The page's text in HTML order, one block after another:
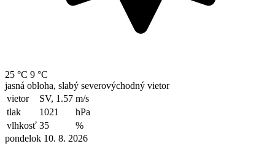
25 °C 9 °C
jasná obloha, slabý severovýchodný vietor
vietor
SV, 1.57 m/s
tlak
1021
hPa
vlhkosť 35
%
pondelok 10. 8. 2026